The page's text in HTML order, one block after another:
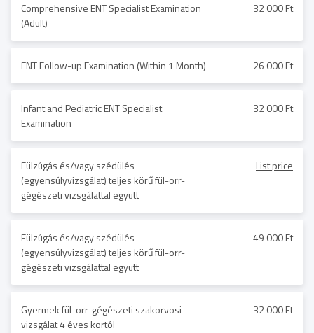
Comprehensive ENT Specialist Examination
(Adult)
32 000 Ft
ENT Follow-up Examination (Within 1 Month) 26 000 Ft
Infant and Pediatric ENT Specialist
Examination
32 000 Ft
Fülzúgás és/vagy szédülés
(egyensúlyvizsgálat) teljes körű fül-orr-
gégészeti vizsgálattal együtt
List price
Fülzúgás és/vagy szédülés
(egyensúlyvizsgálat) teljes körű fül-orr-
gégészeti vizsgálattal együtt
49 000 Ft
Gyermek fül-orr-gégészeti szakorvosi
vizsgálat 4 éves kortól
32 000 Ft